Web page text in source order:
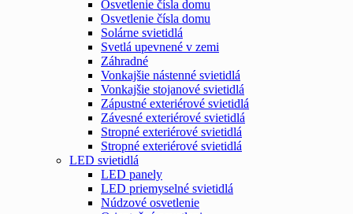
Osvetlenie čísla domu
Osvetlenie čísla domu
Solárne svietidlá
Svetlá upevnené v zemi
Záhradné
Vonkajšie nástenné svietidlá
Vonkajšie stojanové svietidlá
Zápustné exteriérové svietidlá
Závesné exteriérové svietidlá
Stropné exteriérové svietidlá
Stropné exteriérové svietidlá
LED svietidlá
LED panely
LED priemyselné svietidlá
Núdzové osvetlenie